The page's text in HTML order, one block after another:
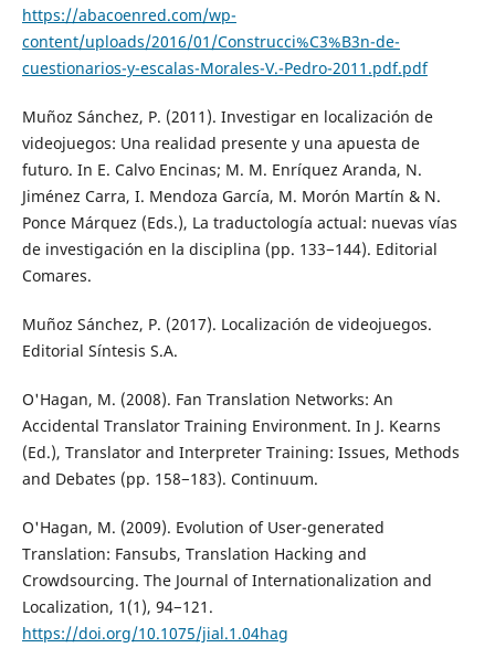
https://abacoenred.com/wp-
content/uploads/2016/01/Construcci%C3%B3n-de-
cuestionarios-y-escalas-Morales-V.-Pedro-2011.pdf.pdf
Muñoz Sánchez, P. (2011). Investigar en localización de
videojuegos: Una realidad presente y una apuesta de
futuro. In E. Calvo Encinas; M. M. Enríquez Aranda, N.
Jiménez Carra, I. Mendoza García, M. Morón Martín & N.
Ponce Márquez (Eds.), La traductología actual: nuevas vías
de investigación en la disciplina (pp. 133−144). Editorial
Comares.
Muñoz Sánchez, P. (2017). Localización de videojuegos.
Editorial Síntesis S.A.
O'Hagan, M. (2008). Fan Translation Networks: An
Accidental Translator Training Environment. In J. Kearns
(Ed.), Translator and Interpreter Training: Issues, Methods
and Debates (pp. 158−183). Continuum.
O'Hagan, M. (2009). Evolution of User-generated
Translation: Fansubs, Translation Hacking and
Crowdsourcing. The Journal of Internationalization and
Localization, 1(1), 94−121.
https://doi.org/10.1075/jial.1.04hag